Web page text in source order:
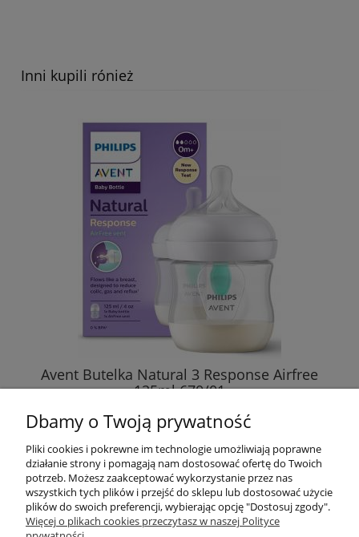
Inni kupili rónież
Avent Butelka Natural 3 Response Airfree
125ml 670/01
42,98 zł
DO KOSZYKA
Dbamy o Twoją prywatność
Pliki cookies i pokrewne im technologie umożliwiają poprawne
działanie strony i pomagają nam dostosować ofertę do Twoich
potrzeb. Możesz zaakceptować wykorzystanie przez nas
wszystkich tych plików i przejść do sklepu lub dostosować użycie
plików do swoich preferencji, wybierając opcję "Dostosuj zgody".
Więcej o plikach cookies przeczytasz w naszej Polityce